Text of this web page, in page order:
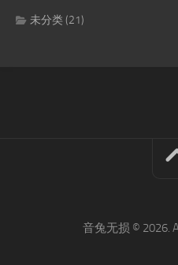
未分类(21)
音兔无损 © 2026.